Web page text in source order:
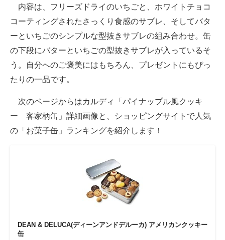
内容は、フリーズドライのいちごと、ホワイトチョコ
コーティングされたさっくり食感のサブレ、そしてバタ
ーといちごのシンプルな型抜きサブレの組み合わせ。缶
の下段にバターといちごの型抜きサブレが入っているそ
う。自分へのご褒美にはもちろん、プレゼントにもぴっ
たりの一品です。
次のページからはカルディ「パイナップル風クッキ
ー 客家柄缶」詳細画像と、ショッピングサイトで人気
の「お菓子缶」ランキングを紹介します！
DEAN & DELUCA(ディーンアンドデルーカ) アメリカンクッキー
缶